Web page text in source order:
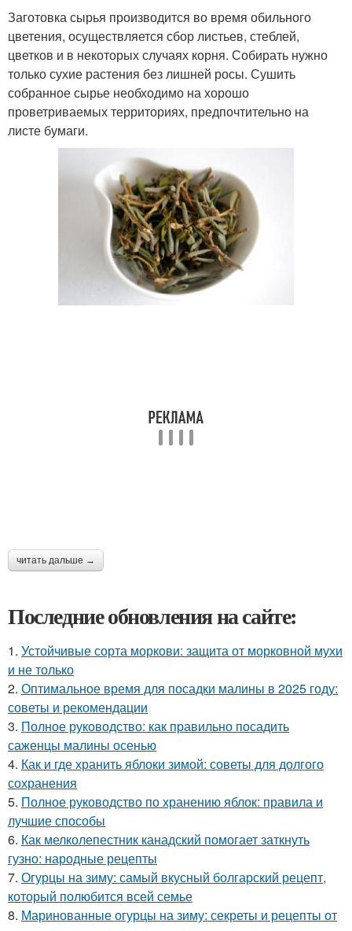
Заготовка сырья производится во время обильного
цветения, осуществляется сбор листьев, стеблей,
цветков и в некоторых случаях корня. Собирать нужно
только сухие растения без лишней росы. Сушить
собранное сырье необходимо на хорошо
проветриваемых территориях, предпочтительно на
листе бумаги.
читать дальше →
Последние обновления на сайте:
1. Устойчивые сорта моркови: защита от морковной мухи
и не только
2. Оптимальное время для посадки малины в 2025 году:
советы и рекомендации
3. Полное руководство: как правильно посадить
саженцы малины осенью
4. Как и где хранить яблоки зимой: советы для долгого
сохранения
5. Полное руководство по хранению яблок: правила и
лучшие способы
6. Как мелколепестник канадский помогает заткнуть
гузно: народные рецепты
7. Огурцы на зиму: самый вкусный болгарский рецепт,
который полюбится всей семье
8. Маринованные огурцы на зиму: секреты и рецепты от